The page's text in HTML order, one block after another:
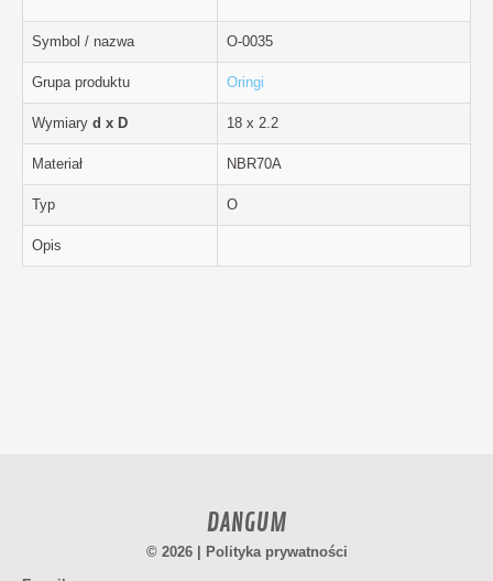
Symbol / nazwa O-0035
Grupa produktu Oringi
Wymiary d x D 18 x 2.2
Materiał NBR70A
Typ O
Opis
DANGUM
© 2026 |
Polityka prywatności